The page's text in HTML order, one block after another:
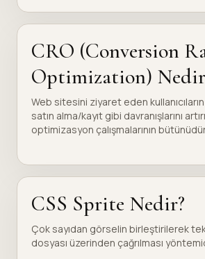
CRO (Conversion
Optimization)
Web sitesini ziyaret eden
satın alma/kayıt gibi davranışlarını
optimizasyon çalışmalarının
CSS Sprite Nedir?
Çok sayıdan görselin birleştirilerek
dosyası üzerinden çağrılması